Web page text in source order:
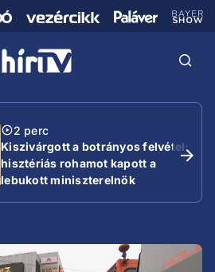
2 perc
Kiszivárgott a botrányos felvétel:
hisztériás rohamot kapott a
lebukott miniszterelnök